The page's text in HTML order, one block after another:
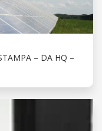
– DA HQ –